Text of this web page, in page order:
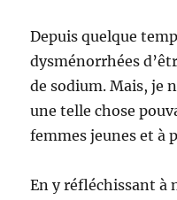
Depuis quelque
dysménorrhées
de sodium. Mais, je
une telle chose
femmes jeunes et à
En y réfléchissant à